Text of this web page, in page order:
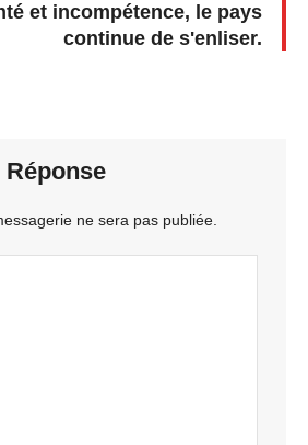
et incompétence, le pays
continue de s'enliser.
ne sera pas publiée.